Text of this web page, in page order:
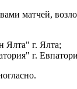
матчей,
Ялта" г. Ялта;
г.